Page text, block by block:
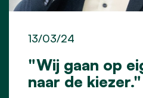
"Wij gaan op
naar de kiezer."
13/03/24